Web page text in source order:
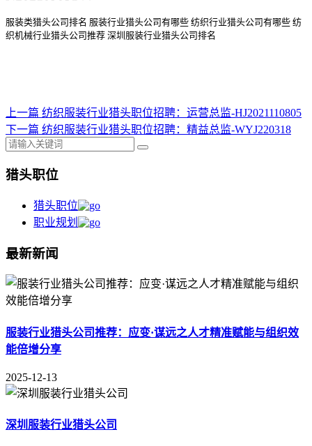
服装类猎头公司排名 服装行业猎头公司有哪些 纺织行业猎头公司有哪些 纺
织机械行业猎头公司推荐 深圳服装行业猎头公司排名
上一篇 纺织服装行业猎头职位招聘：运营总监-HJ2021110805
下一篇 纺织服装行业猎头职位招聘：精益总监-WYJ220318
猎头职位
猎头职位
职业规划
最新新闻
服装行业猎头公司推荐：应变·谋远之人才精准赋能与组织效
能倍增分享
2025-12-13
深圳服装行业猎头公司